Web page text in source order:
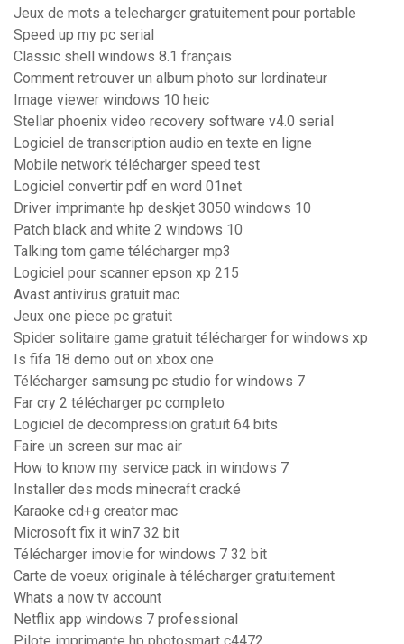
Jeux de mots a telecharger gratuitement pour portable
Speed up my pc serial
Classic shell windows 8.1 français
Comment retrouver un album photo sur lordinateur
Image viewer windows 10 heic
Stellar phoenix video recovery software v4.0 serial
Logiciel de transcription audio en texte en ligne
Mobile network télécharger speed test
Logiciel convertir pdf en word 01net
Driver imprimante hp deskjet 3050 windows 10
Patch black and white 2 windows 10
Talking tom game télécharger mp3
Logiciel pour scanner epson xp 215
Avast antivirus gratuit mac
Jeux one piece pc gratuit
Spider solitaire game gratuit télécharger for windows xp
Is fifa 18 demo out on xbox one
Télécharger samsung pc studio for windows 7
Far cry 2 télécharger pc completo
Logiciel de decompression gratuit 64 bits
Faire un screen sur mac air
How to know my service pack in windows 7
Installer des mods minecraft cracké
Karaoke cd+g creator mac
Microsoft fix it win7 32 bit
Télécharger imovie for windows 7 32 bit
Carte de voeux originale à télécharger gratuitement
Whats a now tv account
Netflix app windows 7 professional